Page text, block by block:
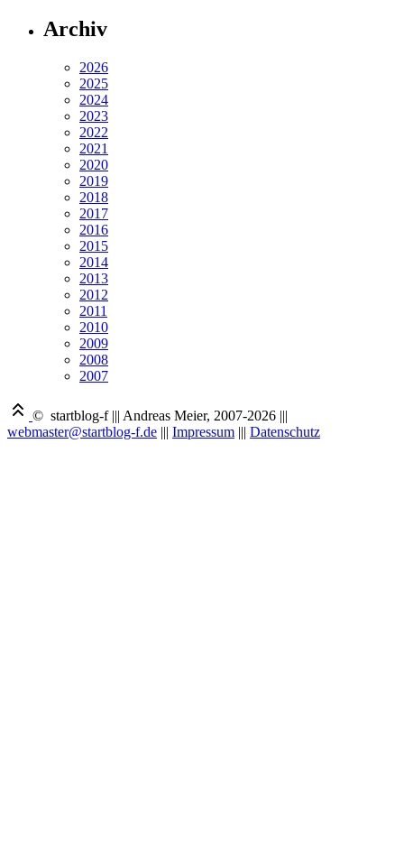
Archiv
2026
2025
2024
2023
2022
2021
2020
2019
2018
2017
2016
2015
2014
2013
2012
2011
2010
2009
2008
2007
© startblog-f ||| Andreas Meier, 2007-2026 |||
webmaster@startblog-f.de ||| Impressum ||| Datenschutz